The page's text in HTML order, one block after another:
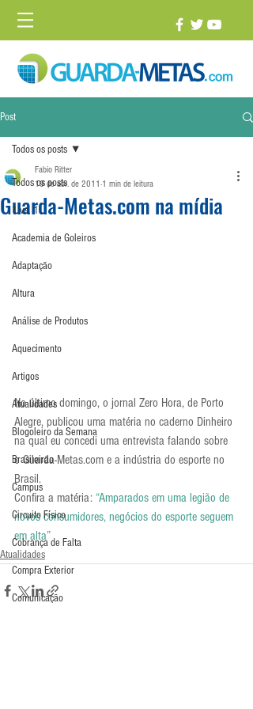
Post
Todos os posts
1 vs. 1
Academia de Goleiros
Adaptação
Altura
Análise de Produtos
Aquecimento
Artigos
Atualidades
Blogoleiro da Semana
Brasileirão
Campus
Circuito Físico
Cobrança de Falta
Compra Exterior
Comunicação
Todos os posts
Guarda-Metas.com na mídia
Fabio Ritter
19 de abr. de 2011 1 min de leitura
No último domingo, o jornal Zero Hora, de Porto
Alegre, publicou uma matéria no caderno Dinheiro
na qual eu concedi uma entrevista falando sobre
o Guarda-Metas.com e a indústria do esporte no
Brasil.
Confira a matéria: “Amparados em uma legião de
novos consumidores, negócios do esporte seguem
em alta”
Atualidades